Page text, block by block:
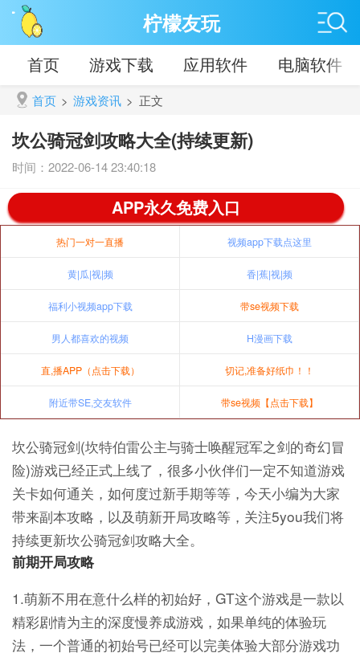
柠檬友玩
首页 游戏下载 应用软件 电脑软件
首页 > 游戏资讯 > 正文
坎公骑冠剑攻略大全(持续更新)
时间：2022-06-14 23:40:18
APP永久免费入口
热门一对一直播 视频app下载点这里
黄|瓜|视|频 香|蕉|视|频
福利小视频app下载 带se视频下载
男人都喜欢的视频 H漫画下载
直,播APP（点击下载） 切记,准备好纸巾！！
附近带SE,交友软件 带se视频【点击下载】
坎公骑冠剑(坎特伯雷公主与骑士唤醒冠军之剑的奇幻冒
险)游戏已经正式上线了，很多小伙伴们一定不知道游戏
关卡如何通关，如何度过新手期等等，今天小编为大家
带来副本攻略，以及萌新开局攻略等，关注5you我们将
持续更新坎公骑冠剑攻略大全。
前期开局攻略
1.萌新不用在意什么样的初始好，GT这个游戏是一款以
精彩剧情为主的深度慢养成游戏，如果单纯的体验玩
法，一个普通的初始号已经可以完美体验大部分游戏功